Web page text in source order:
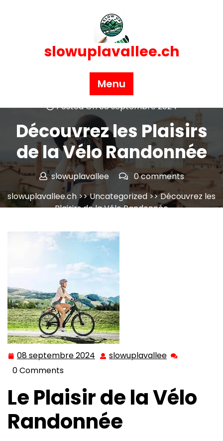
slowuplavallee.ch
Menu
Posted On 08 septembre 2024
Découvrez les Plaisirs
de la Vélo Randonnée
slowuplavallee
0 comments
slowuplavallee.ch >>Uncategorized>> Découvrez les
Plaisirs de la Vélo Randonnée
08 septembre 2024 08 slowuplavallee
0 Comments
Le Plaisir de la Vélo
Randonnée